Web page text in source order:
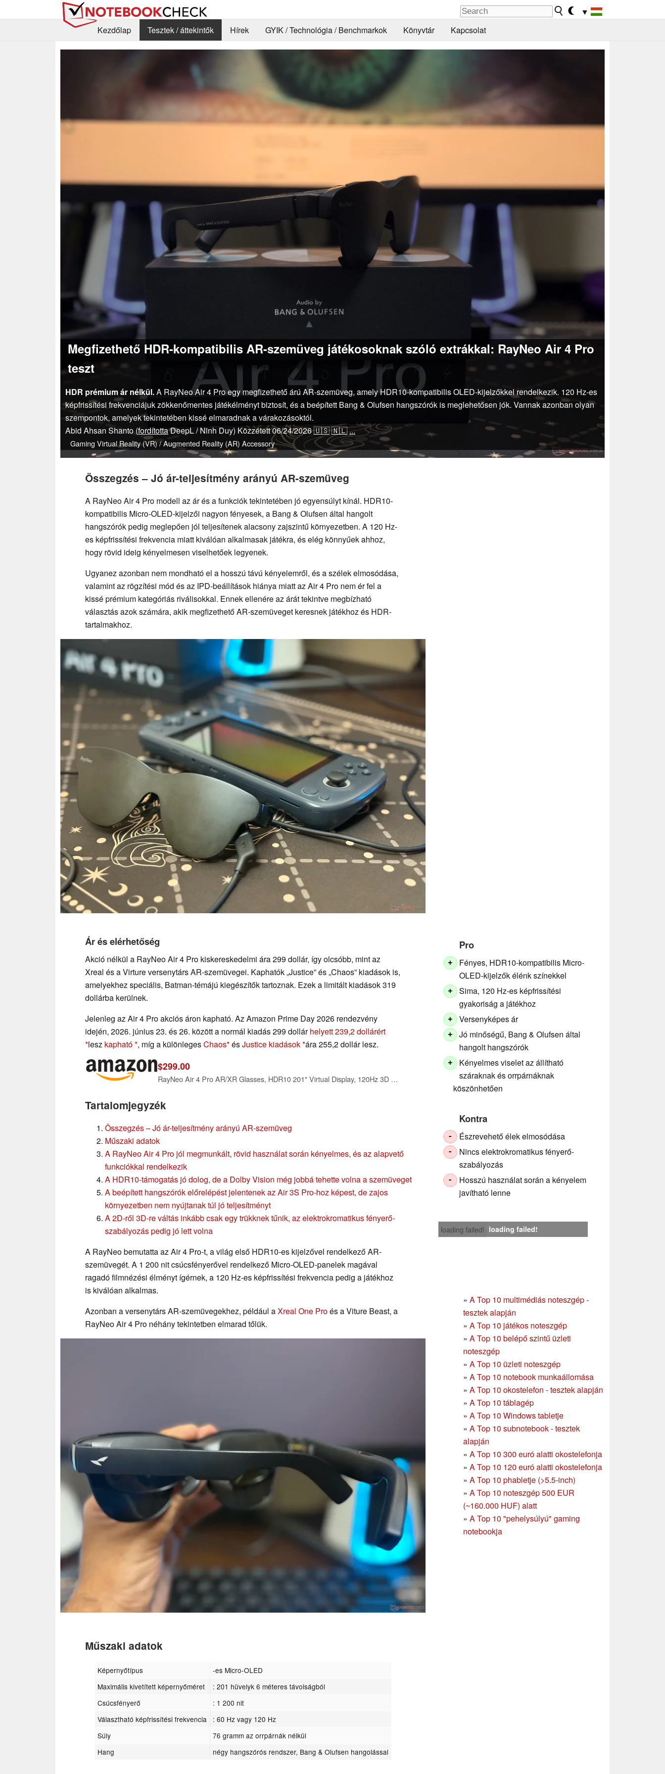
▼
Kezdőlap
Tesztek / áttekintők Hírek GYIK / Technológia / Benchmarkok Könyvtár Kapcsolat
Megfizethető HDR-kompatibilis AR-szemüveg játékosoknak szóló extrákkal: RayNeo Air 4 Pro
teszt
HDR prémium ár nélkül.A RayNeo Air 4 Pro egy megfizethető árú AR-szemüveg, amely HDR10-kompatibilis OLED-kijelzőkkel rendelkezik. 120 Hz-es
képfrissítési frekvenciájuk zökkenőmentes játékélményt biztosít, és a beépített Bang & Olufsen hangszórók is meglehetősen jók. Vannak azonban olyan
szempontok, amelyek tekintetében kissé elmaradnak a várakozásoktól.
Abid Ahsan Shanto (fordítottaDeepL / Ninh Duy) Közzétett06/24/2026🇺🇸🇳🇱...
Gaming Virtual Reality (VR) / Augmented Reality (AR) Accessory
Összegzés – Jó ár-teljesítmény arányú AR-szemüveg
A RayNeo Air 4 Pro modell az ár és a funkciók tekintetében jó egyensúlyt kínál. HDR10-
kompatibilis Micro-OLED-kijelzői nagyon fényesek, a Bang & Olufsen által hangolt
hangszórók pedig meglepően jól teljesítenek alacsony zajszintű környezetben. A 120 Hz-
es képfrissítési frekvencia miatt kiválóan alkalmasak játékra, és elég könnyűek ahhoz,
hogy rövid ideig kényelmesen viselhetőek legyenek.
Ugyanez azonban nem mondható el a hosszú távú kényelemről, és a szélek elmosódása,
valamint az rögzítési mód és az IPD-beállítások hiánya miatt az Air 4 Pro nem ér fel a
kissé prémium kategóriás riválisokkal. Ennek ellenére az árát tekintve megbízható
választás azok számára, akik megfizethető AR-szemüveget keresnek játékhoz és HDR-
tartalmakhoz.
Pro
+
Fényes, HDR10-kompatibilis Micro-
OLED-kijelzők élénk színekkel
+
Sima, 120 Hz-es képfrissítési
gyakoriság a játékhoz
+ Versenyképes ár
+
Jó minőségű, Bang & Olufsen által
hangolt hangszórók
+
Kényelmes viselet az állítható
száraknak és orrpárnáknak
köszönhetően
Kontra
- Észrevehető élek elmosódása
-
Nincs elektrokromatikus fényerő-
szabályozás
-
Hosszú használat során a kényelem
javítható lenne
loading failed! loading failed!
Ár és elérhetőség
Akció nélkül a RayNeo Air 4 Pro kiskereskedelmi ára 299 dollár, így olcsóbb, mint az
Xreal és a Virture versenytárs AR-szemüvegei. Kaphatók „Justice” és „Chaos” kiadások is,
amelyekhez speciális, Batman-témájú kiegészítők tartoznak. Ezek a limitált kiadások 319
dollárba kerülnek.
Jelenleg az Air 4 Pro akciós áron kapható. Az Amazon Prime Day 2026 rendezvény
idején, 2026. június 23. és 26. között a normál kiadás 299 dollárhelyett 239,2 dollárért
lesz kapható , míg a különlegesChaos ésJustice kiadások ára 255,2 dollár lesz.
$299.00
RayNeo Air 4 Pro AR/XR Glasses, HDR10 201" Virtual Display, 120Hz 3D Movie & Gaming Video Display, USB-C Plug & Play for iPhone 17/16/15, Android, Switch 2, PS5, Steam Deck
» A Top 10 multimédiás noteszgép -
tesztek alapján
» A Top 10 játékos noteszgép
» A Top 10 belépő szintű üzleti
noteszgép
» A Top 10 üzleti noteszgép
» A Top 10 notebook munkaállomása
» A Top 10 okostelefon - tesztek alapján
» A Top 10 táblagép
» A Top 10 Windows tabletje
» A Top 10 subnotebook - tesztek
alapján
» A Top 10 300 euró alatti okostelefonja
» A Top 10 120 euró alatti okostelefonja
» A Top 10 phabletje (>5.5-inch)
» A Top 10 noteszgép 500 EUR
(~160.000 HUF) alatt
» A Top 10 "pehelysúlyú" gaming
notebookja
Tartalomjegyzék
Összegzés – Jó ár-teljesítmény arányú AR-szemüveg
Műszaki adatok
A RayNeo Air 4 Pro jól megmunkált, rövid használat során kényelmes, és az alapvető
funkciókkal rendelkezik
A HDR10-támogatás jó dolog, de a Dolby Vision még jobbá tehette volna a szemüveget
A beépített hangszórók előrelépést jelentenek az Air 3S Pro-hoz képest, de zajos
környezetben nem nyújtanak túl jó teljesítményt
A 2D-ről 3D-re váltás inkább csak egy trükknek tűnik, az elektrokromatikus fényerő-
szabályozás pedig jó lett volna
A RayNeo bemutatta az Air 4 Pro-t, a világ első HDR10-es kijelzővel rendelkező AR-
szemüvegét. A 1 200 nit csúcsfényerővel rendelkező Micro-OLED-panelek magával
ragadó filmnézési élményt ígérnek, a 120 Hz-es képfrissítési frekvencia pedig a játékhoz
is kiválóan alkalmas.
Azonban a versenytárs AR-szemüvegekhez, például aXreal One Proés a Viture Beast, a
RayNeo Air 4 Pro néhány tekintetben elmarad tőlük.
Műszaki adatok
Képernyőtípus
-es Micro-OLED
Maximális kivetített képernyőméret
: 201 hüvelyk 6 méteres távolságból
Csúcsfényerő
: 1 200 nit
Választható képfrissítési frekvencia
: 60 Hz vagy 120 Hz
Súly
76 gramm az orrpárnák nélkül
Hang
négy hangszórós rendszer, Bang & Olufsen hangolással